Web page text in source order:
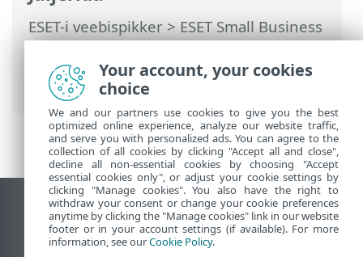
ESET-i veebispikker>ESET Small Business
Security>Töötamine programmiga ESET
Small Business Security>Uuendamine>
Kuidas luua uuendustoiminguid?
Vaata tavaarvutile mõeldud veebilehte
End of Life
ESET-i teabebaas
Your account, your cookies
choice
We and our partners use cookies to give you the best
optimized online experience, analyze our website traffic,
and serve you with personalized ads. You can agree to the
collection of all cookies by clicking "Accept all and close",
decline all non-essential cookies by choosing "Accept
essential cookies only", or adjust your cookie settings by
clicking "Manage cookies". You also have the right to
withdraw your consent or change your cookie preferences
anytime by clicking the "Manage cookies" link in our website
footer or in your account settings (if available). For more
information, see ourCookie Policy.